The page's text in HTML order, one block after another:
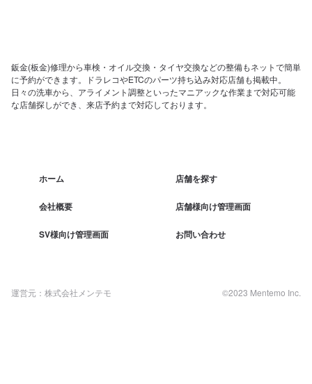
鈑金(板金)修理から車検・オイル交換・タイヤ交換などの整備もネットで簡単
に予約ができます。ドラレコやETCのパーツ持ち込み対応店舗も掲載中。
日々の洗車から、アライメント調整といったマニアックな作業まで対応可能
な店舗探しができ、来店予約まで対応しております。
ホーム 店舗を探す
会社概要 店舗様向け管理画面
SV様向け管理画面 お問い合わせ
運営元：株式会社メンテモ ©2023 Mentemo Inc.